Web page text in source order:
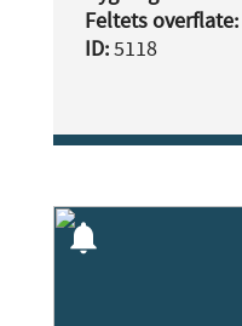
Feltets overflate:
ID:5118
notifications